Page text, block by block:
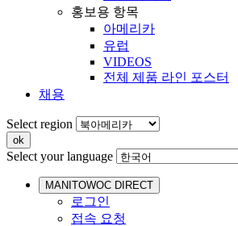
홍보용 항목
아메리카
유럽
VIDEOS
전체 제품 라인 포스터
채용
Select region
Select your language
MANITOWOC DIRECT
로그인
접속 요청